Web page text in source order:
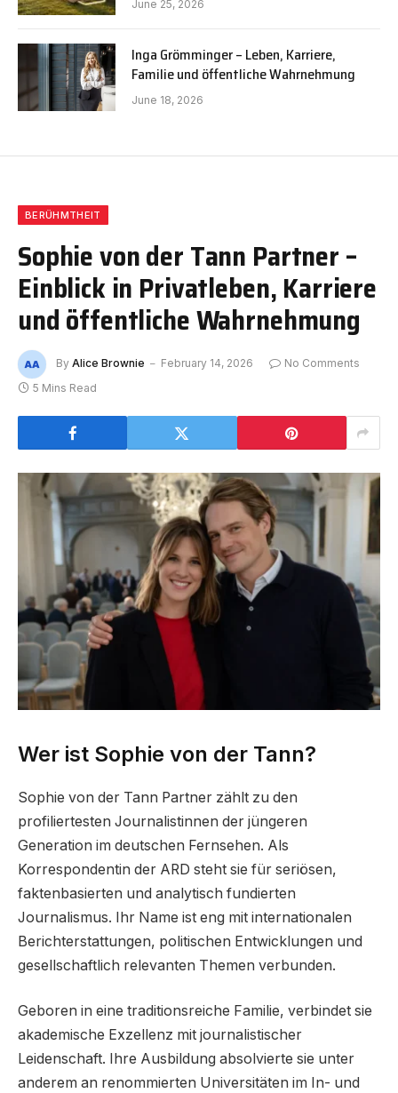
June 25, 2026
Inga Grömminger – Leben, Karriere,
Familie und öffentliche Wahrnehmung
June 18, 2026
BERÜHMTHEIT
Sophie von der Tann Partner –
Einblick in Privatleben, Karriere
und öffentliche Wahrnehmung
By Alice Brownie February 14, 2026
No Comments
5 Mins Read
Wer ist Sophie von der Tann?
Sophie von der Tann Partner zählt zu den
profiliertesten Journalistinnen der jüngeren
Generation im deutschen Fernsehen. Als
Korrespondentin der ARD steht sie für seriösen,
faktenbasierten und analytisch fundierten
Journalismus. Ihr Name ist eng mit internationalen
Berichterstattungen, politischen Entwicklungen und
gesellschaftlich relevanten Themen verbunden.
Geboren in eine traditionsreiche Familie, verbindet sie
akademische Exzellenz mit journalistischer
Leidenschaft. Ihre Ausbildung absolvierte sie unter
anderem an renommierten Universitäten im In- und